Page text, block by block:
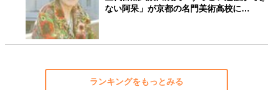
ない阿呆」が京都の名門美術高校に…
ランキングをもっとみる